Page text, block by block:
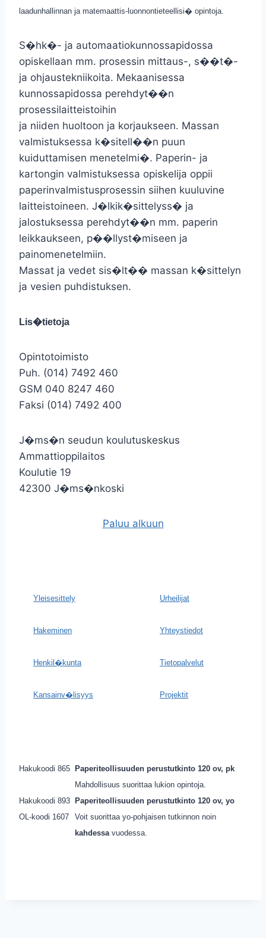
laadunhallinnan ja matemaattis-luonnontieteellisi� opintoja.
S�hk�- ja automaatiokunnossapidossa
opiskellaan mm. prosessin mittaus-, s��t�-
ja ohjaustekniikoita. Mekaanisessa
kunnossapidossa perehdyt��n
prosessilaitteistoihin
ja niiden huoltoon ja korjaukseen. Massan
valmistuksessa k�sitell��n puun
kuiduttamisen menetelmi�. Paperin- ja
kartongin valmistuksessa opiskelija oppii
paperinvalmistusprosessin siihen kuuluvine
laitteistoineen. J�lkik�sittelyss� ja
jalostuksessa perehdyt��n mm. paperin
leikkaukseen, p��llyst�miseen ja
painomenetelmiin.
Massat ja vedet sis�lt�� massan k�sittelyn
ja vesien puhdistuksen.
Lis�tietoja
Opintotoimisto
Puh. (014) 7492 460
GSM 040 8247 460
Faksi (014) 7492 400
J�ms�n seudun koulutuskeskus
Ammattioppilaitos
Koulutie 19
42300 J�ms�nkoski
Paluu alkuun
Yleisesittely Urheilijat
Hakeminen Yhteystiedot
Henkil�kunta Tietopalvelut
Kansainv�lisyys Projektit
Hakukoodi 865
Paperiteollisuuden perustutkinto 120 ov, pk
Mahdollisuus suorittaa lukion opintoja.
Hakukoodi 893
Paperiteollisuuden perustutkinto 120 ov, yo
OL-koodi 1607
Voit suorittaa yo-pohjaisen tutkinnon noin
kahdessavuodessa.